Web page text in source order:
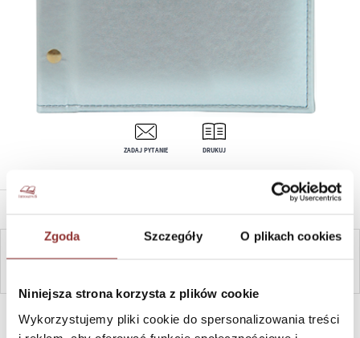
Zgoda Szczegóły O plikach cookies
Niniejsza strona korzysta z plików cookie
Wykorzystujemy pliki cookie do spersonalizowania treści
ZADAJ PYTANIE DRUKUJ
381 865